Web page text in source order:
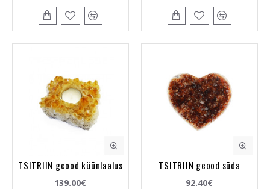
TSITRIIN geood küünlaalus
139.00€
TSITRIIN geood süda
92.40€